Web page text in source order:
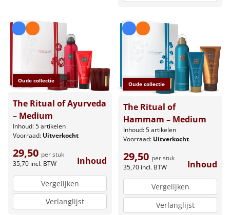
Oude collectie
The Ritual of Ayurveda
– Medium
Inhoud: 5 artikelen
Voorraad: Uitverkocht
29,50 per stuk
35,70 incl. BTW Inhoud
Vergelijken
Verlanglijst
Oude collectie
The Ritual of
Hammam – Medium
Inhoud: 5 artikelen
Voorraad: Uitverkocht
29,50 per stuk
35,70 incl. BTW Inhoud
Vergelijken
Verlanglijst